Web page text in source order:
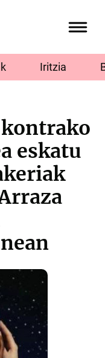
Iritzia
eskatu